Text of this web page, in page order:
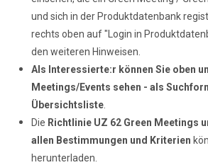
und sich in der Produktdatenbank
rechts oben auf "Login in
den weiteren Hinweisen.
Als Interessierte:r können Sie oben
Meetings/Events sehen - als
Übersichtsliste
Die Richtlinie UZ 62 Green Meetings
allen Bestimmungen und Kriterien
herunterladen.